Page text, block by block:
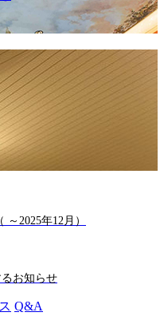
2025年12月）
お知らせ
Q&A